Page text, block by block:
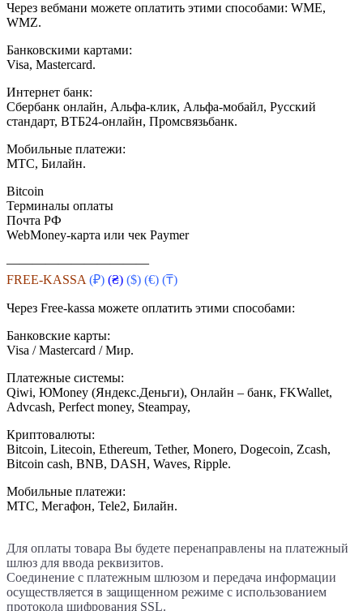
Через вебмани можете оплатить этими способами: WME,
WMZ.
Банковскими картами:
Visa, Mastercard.
Интернет банк:
Сбербанк онлайн, Альфа-клик, Альфа-мобайл, Русский
стандарт, ВТБ24-онлайн, Промсвязьбанк.
Мобильные платежи:
МТС, Билайн.
Bitcoin
Терминалы оплаты
Почта РФ
WebMoney-карта или чек Paymer
———————————
FREE-KASSA (₽) (₴) ($) (€) (₸)
Через Free-kassa можете оплатить этими способами:
Банковские карты:
Visa / Mastercard / Мир.
Платежные системы:
Qiwi, ЮMoney (Яндекс.Деньги), Онлайн – банк, FKWallet,
Advcash, Perfect money, Steampay,
Криптовалюты:
Bitcoin, Litecoin, Ethereum, Tether, Monero, Dogecoin, Zcash,
Bitcoin cash, BNB, DASH, Waves, Ripple.
Мобильные платежи:
МТС, Мегафон, Tele2, Билайн.
Для оплаты товара Вы будете перенаправлены на платежный
шлюз для ввода реквизитов.
Соединение с платежным шлюзом и передача информации
осуществляется в защищенном режиме с использованием
протокола шифрования SSL.